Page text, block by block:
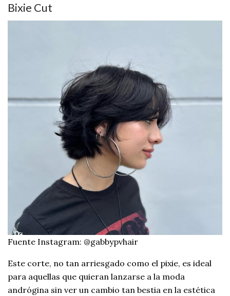
Bixie Cut
Fuente Instagram: @gabbypvhair
Este corte, no tan arriesgado como el pixie, es ideal
para aquellas que quieran lanzarse a la moda
andrógina sin ver un cambio tan bestia en la estética